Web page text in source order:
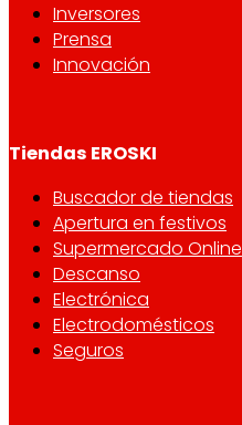
Inversores
Prensa
Innovación
Tiendas EROSKI
Buscador de tiendas
Apertura en festivos
Supermercado Online
Descanso
Electrónica
Electrodomésticos
Seguros